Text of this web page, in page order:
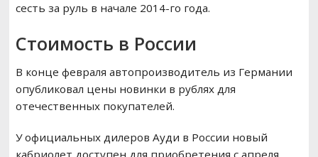
сесть за руль в начале 2014-го года.
Стоимость в России
В конце февраля автопроизводитель из Германии
опубликовал цены новинки в рублях для
отечественных покупателей.
У официальных дилеров Ауди в России новый